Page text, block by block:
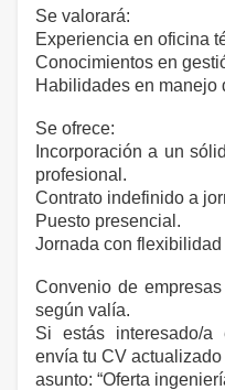
Se valorará:
Experiencia en oficina
Conocimientos en
Habilidades en manejo
Se ofrece:
Incorporación a un
profesional.
Contrato indefinido a
Puesto presencial.
Jornada con flexibilidad
Convenio de
según valía.
Si estás interesado/
envía tu CV actualizado
asunto: “Oferta